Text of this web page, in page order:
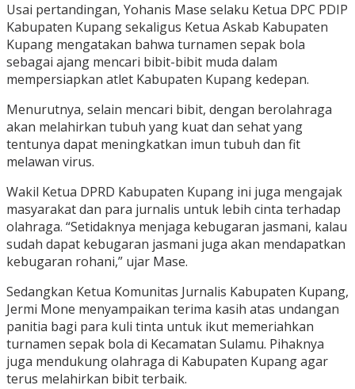
Usai pertandingan, Yohanis Mase selaku Ketua DPC PDIP
Kabupaten Kupang sekaligus Ketua Askab Kabupaten
Kupang mengatakan bahwa turnamen sepak bola
sebagai ajang mencari bibit-bibit muda dalam
mempersiapkan atlet Kabupaten Kupang kedepan.
Menurutnya, selain mencari bibit, dengan berolahraga
akan melahirkan tubuh yang kuat dan sehat yang
tentunya dapat meningkatkan imun tubuh dan fit
melawan virus.
Wakil Ketua DPRD Kabupaten Kupang ini juga mengajak
masyarakat dan para jurnalis untuk lebih cinta terhadap
olahraga. “Setidaknya menjaga kebugaran jasmani, kalau
sudah dapat kebugaran jasmani juga akan mendapatkan
kebugaran rohani,” ujar Mase.
Sedangkan Ketua Komunitas Jurnalis Kabupaten Kupang,
Jermi Mone menyampaikan terima kasih atas undangan
panitia bagi para kuli tinta untuk ikut memeriahkan
turnamen sepak bola di Kecamatan Sulamu. Pihaknya
juga mendukung olahraga di Kabupaten Kupang agar
terus melahirkan bibit terbaik.